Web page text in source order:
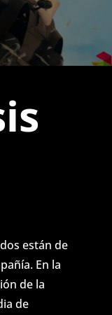
están de
En la
de la
de